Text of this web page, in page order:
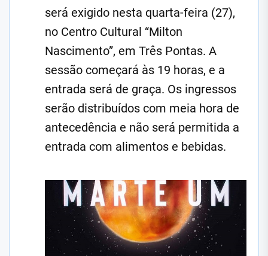
será exigido nesta quarta-feira (27),
no Centro Cultural “Milton
Nascimento”, em Três Pontas. A
sessão começará às 19 horas, e a
entrada será de graça. Os ingressos
serão distribuídos com meia hora de
antecedência e não será permitida a
entrada com alimentos e bebidas.